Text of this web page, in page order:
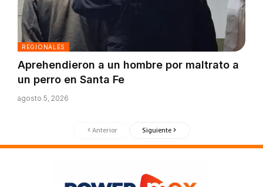
REGIONALES
Aprehendieron a un hombre por maltrato a
un perro en Santa Fe
agosto 5, 2026
Anterior Siguiente